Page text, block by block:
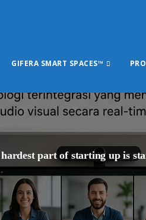
GIFERA SMART SPACES™
part of starting up is